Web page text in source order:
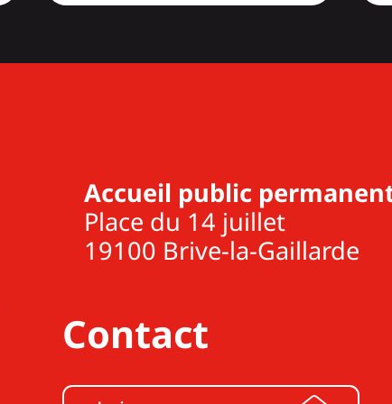
Accueil public
Place du 14 juillet
19100 Brive-la-Gaillarde
Contact